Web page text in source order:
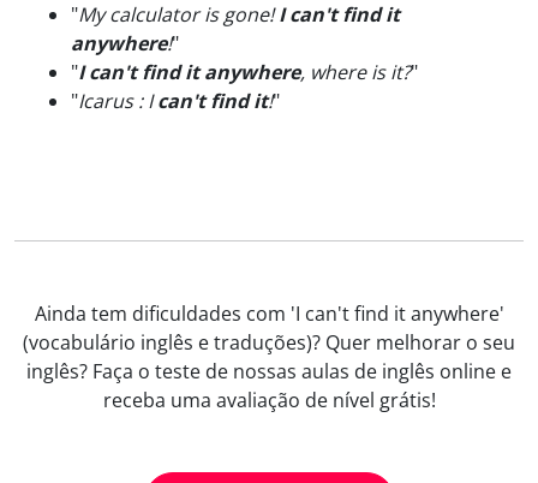
"My calculator is gone!I can't find it
anywhere!"
"I can't find it anywhere, where is it?"
"Icarus : Ican't find it!"
Ainda tem dificuldades com 'I can't find it anywhere'
(vocabulário inglês e traduções)? Quer melhorar o seu
inglês? Faça o teste de nossas aulas de inglês online e
receba uma avaliação de nível grátis!